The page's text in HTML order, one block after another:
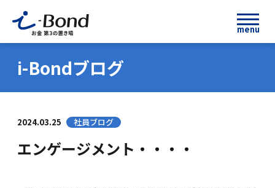
menu
i-Bondブログ
2024.03.25 社員ブログ
エンゲージメント・・・・